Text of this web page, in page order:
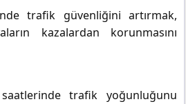
trafik güvenliğini artırmak,
kazalardan korunmasını
trafik yoğunluğunu